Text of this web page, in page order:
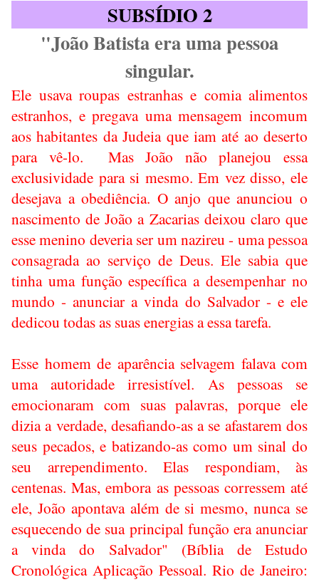
SUBSÍDIO 2
"João Batista era uma pessoa
singular.
Ele usava roupas estranhas e comia alimentos
estranhos, e pregava uma mensagem incomum
aos habitantes da Judeia que iam até ao deserto
para vê-lo.
Mas João não planejou essa
exclusividade para si mesmo. Em vez disso, ele
desejava a obediência. O anjo que anunciou o
nascimento de João a Zacarias deixou claro que
esse menino deveria ser um nazireu - uma pessoa
consagrada ao serviço de Deus. Ele sabia que
tinha uma função específica a desempenhar no
mundo - anunciar a vinda do Salvador - e ele
dedicou todas as suas energias a essa tarefa.
Esse homem de aparência selvagem falava com
uma autoridade irresistível. As pessoas se
emocionaram com suas palavras, porque ele
dizia a verdade, desafiando-as a se afastarem dos
seus pecados, e batizando-as como um sinal do
seu arrependimento. Elas respondiam, às
centenas. Mas, embora as pessoas corressem até
ele, João apontava além de si mesmo, nunca se
esquecendo de sua principal função era anunciar
a vinda do Salvador" (Bíblia de Estudo
Cronológica Aplicação Pessoal. Rio de Janeiro: